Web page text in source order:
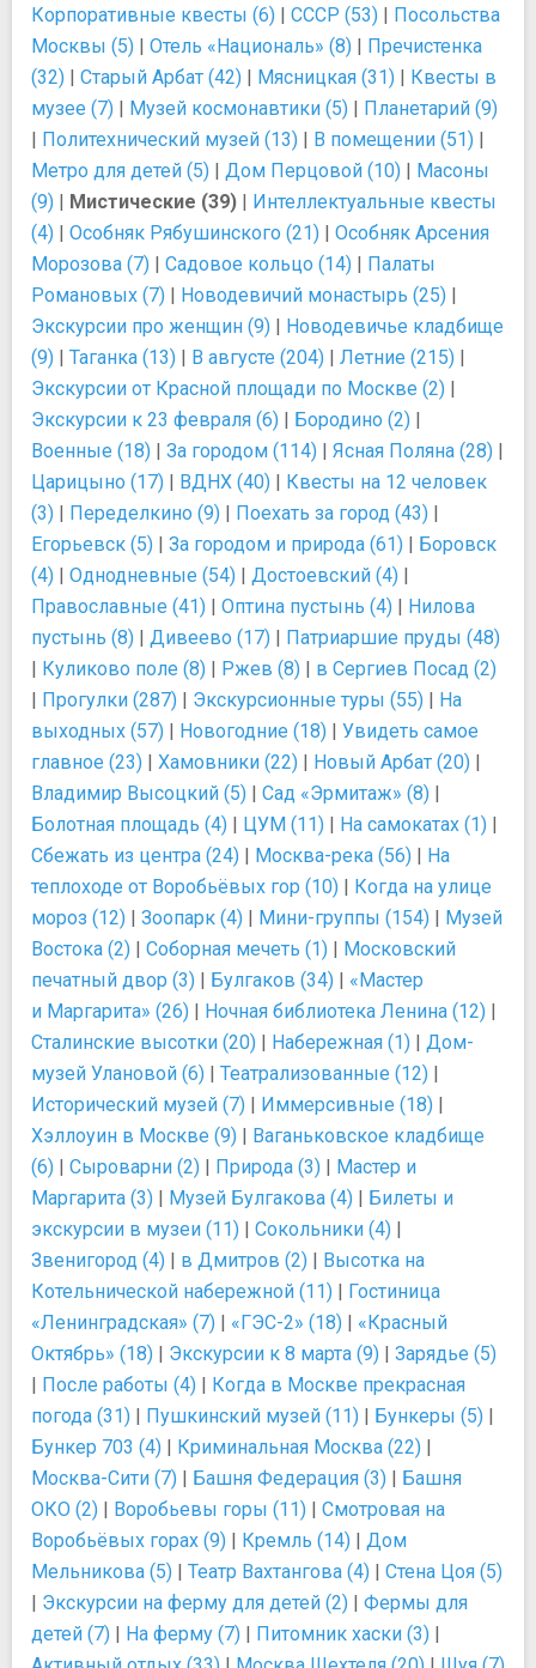
Корпоративные квесты (6) | СССР (53) | Посольства
Москвы (5) | Отель «Националь» (8) | Пречистенка
(32) | Старый Арбат (42) | Мясницкая (31) | Квесты в
музее (7) | Музей космонавтики (5) | Планетарий (9)
| Политехнический музей (13) | В помещении (51) |
Метро для детей (5) | Дом Перцовой (10) | Масоны
(9) | Мистические (39) | Интеллектуальные квесты
(4) | Особняк Рябушинского (21) | Особняк Арсения
Морозова (7) | Садовое кольцо (14) | Палаты
Романовых (7) | Новодевичий монастырь (25) |
Экскурсии про женщин (9) | Новодевичье кладбище
(9) | Таганка (13) | В августе (204) | Летние (215) |
Экскурсии от Красной площади по Москве (2) |
Экскурсии к 23 февраля (6) | Бородино (2) |
Военные (18) | За городом (114) | Ясная Поляна (28) |
Царицыно (17) | ВДНХ (40) | Квесты на 12 человек
(3) | Переделкино (9) | Поехать за город (43) |
Егорьевск (5) | За городом и природа (61) | Боровск
(4) | Однодневные (54) | Достоевский (4) |
Православные (41) | Оптина пустынь (4) | Нилова
пустынь (8) | Дивеево (17) | Патриаршие пруды (48)
| Куликово поле (8) | Ржев (8) | в Сергиев Посад (2)
| Прогулки (287) | Экскурсионные туры (55) | На
выходных (57) | Новогодние (18) | Увидеть самое
главное (23) | Хамовники (22) | Новый Арбат (20) |
Владимир Высоцкий (5) | Сад «Эрмитаж» (8) |
Болотная площадь (4) | ЦУМ (11) | На самокатах (1) |
Сбежать из центра (24) | Москва-река (56) | На
теплоходе от Воробьёвых гор (10) | Когда на улице
мороз (12) | Зоопарк (4) | Мини-группы (154) | Музей
Востока (2) | Соборная мечеть (1) | Московский
печатный двор (3) | Булгаков (34) | «Мастер
и Маргарита» (26) | Ночная библиотека Ленина (12) |
Сталинские высотки (20) | Набережная (1) | Дом-
музей Улановой (6) | Театрализованные (12) |
Исторический музей (7) | Иммерсивные (18) |
Хэллоуин в Москве (9) | Ваганьковское кладбище
(6) | Сыроварни (2) | Природа (3) | Мастер и
Маргарита (3) | Музей Булгакова (4) | Билеты и
экскурсии в музеи (11) | Сокольники (4) |
Звенигород (4) | в Дмитров (2) | Высотка на
Котельнической набережной (11) | Гостиница
«Ленинградская» (7) | «ГЭС-2» (18) | «Красный
Октябрь» (18) | Экскурсии к 8 марта (9) | Зарядье (5)
| После работы (4) | Когда в Москве прекрасная
погода (31) | Пушкинский музей (11) | Бункеры (5) |
Бункер 703 (4) | Криминальная Москва (22) |
Москва-Сити (7) | Башня Федерация (3) | Башня
ОКО (2) | Воробьевы горы (11) | Смотровая на
Воробьёвых горах (9) | Кремль (14) | Дом
Мельникова (5) | Театр Вахтангова (4) | Стена Цоя (5)
| Экскурсии на ферму для детей (2) | Фермы для
детей (7) | На ферму (7) | Питомник хаски (3) |